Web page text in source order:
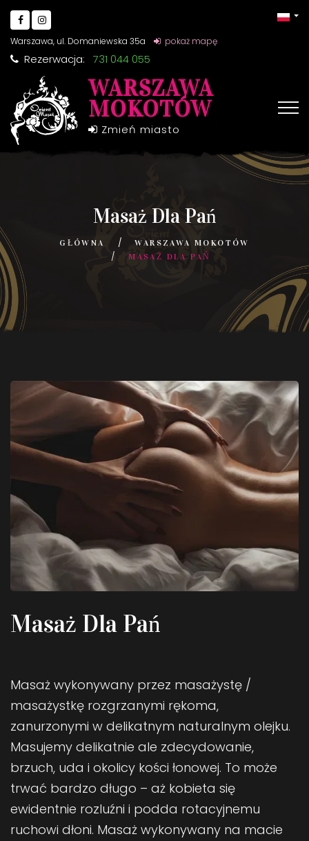
Warszawa, ul. Domaniewska 35a pokaż mapę
Rezerwacja: 731 044 055
WARSZAWA
MOKOTÓW
Zmień miasto
Masaż Dla Pań
GŁÓWNA
WARSZAWA MOKOTÓW
MASAŻ DLA PAŃ
Masaż Dla Pań
Masaż wykonywany przez masażystę /
masażystkę rozgrzanymi rękoma,
zanurzonymi w delikatnym naturalnym olejku.
Masujemy delikatnie ale zdecydowanie,
brzuch, uda i okolicy kości łonowej. To może
trwać bardzo długo – aż kobieta się
ewidentnie rozluźni i podda rotacyjnemu
ruchowi dłoni. Masaż wykonywany na macie